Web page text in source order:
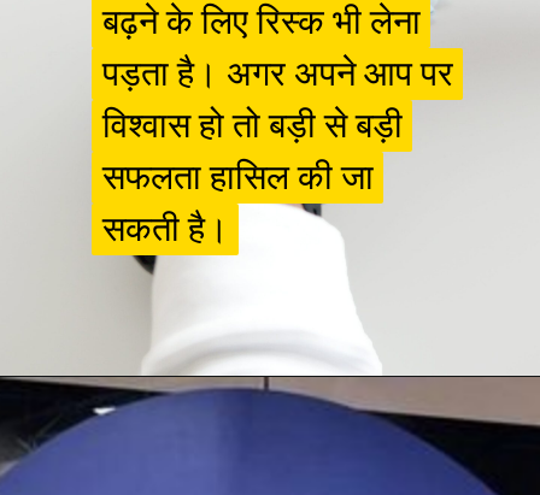
बढ़ने के लिए रिस्क भी लेना
पड़ता है। अगर अपने आप पर
विश्वास हो तो बड़ी से बड़ी
सफलता हासिल की जा
सकती है।
बढ़ने के लिए रिस्क भी लेना
पड़ता है। अगर अपने आप पर
विश्वास हो तो बड़ी से बड़ी
सफलता हासिल की जा
सकती है।